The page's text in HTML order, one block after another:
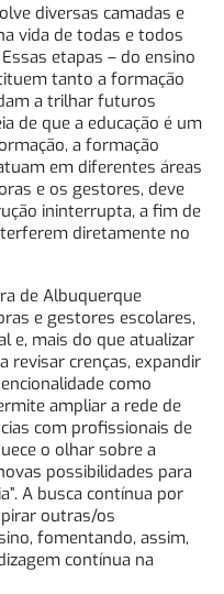
diversas camadas e
vida de todas e todos
etapas – do ensino
tanto a formação
a trilhar futuros
de que a educação é um
a formação
em diferentes áreas
e os gestores, deve
ininterrupta, a fim de
diretamente no
de Albuquerque
e gestores escolares,
e, mais do que atualizar
revisar crenças, expandir
como
ampliar a rede de
com profissionais de
o olhar sobre a
possibilidades para
A busca contínua por
outras/os
fomentando, assim,
contínua na